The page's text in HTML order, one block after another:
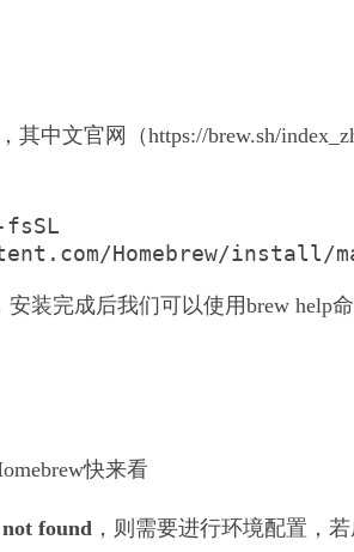
其中文官网（https://brew.sh/
Homebrew/
装完成后我们可以使用brew help
found ，则需要进行环境配置，